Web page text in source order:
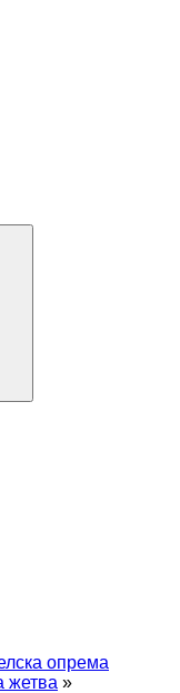
опрема
жетва »